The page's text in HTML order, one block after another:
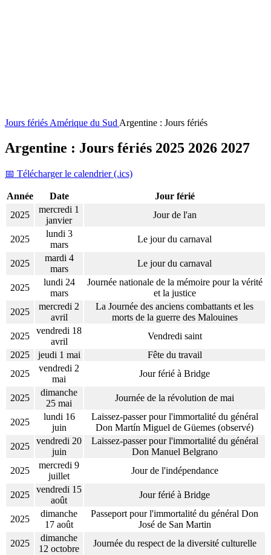
Jours fériés Amérique du Sud Argentine : Jours fériés
Argentine : Jours fériés 2025 2026 2027
📅 Télécharger le calendrier (.ics)
Année Date
Jour férié
2025
mercredi 1
janvier
Jour de l'an
2025
lundi 3
mars
Le jour du carnaval
2025
mardi 4
mars
Le jour du carnaval
2025
lundi 24
mars
Journée nationale de la mémoire pour la vérité
et la justice
2025
mercredi 2
avril
La Journée des anciens combattants et les
morts de la guerre des Malouines
2025
vendredi 18
avril
Vendredi saint
2025
jeudi 1 mai
Fête du travail
2025
vendredi 2
mai
Jour férié à Bridge
2025
dimanche
25 mai
Journée de la révolution de mai
2025
lundi 16
juin
Laissez-passer pour l'immortalité du général
Don Martín Miguel de Güemes (observé)
2025
vendredi 20
juin
Laissez-passer pour l'immortalité du général
Don Manuel Belgrano
2025
mercredi 9
juillet
Jour de l'indépendance
2025
vendredi 15
août
Jour férié à Bridge
2025
dimanche
17 août
Passeport pour l'immortalité du général Don
José de San Martin
2025
dimanche
12 octobre
Journée du respect de la diversité culturelle